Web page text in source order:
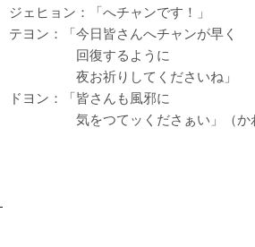
ジェヒョン：「へチャンです！」
テヨン：「今日皆さんへチャンが早く
回復するように
夜お祈りしてくださいね」
ドヨン：「皆さんも風邪に
気をつてッくださぁい」（かわ